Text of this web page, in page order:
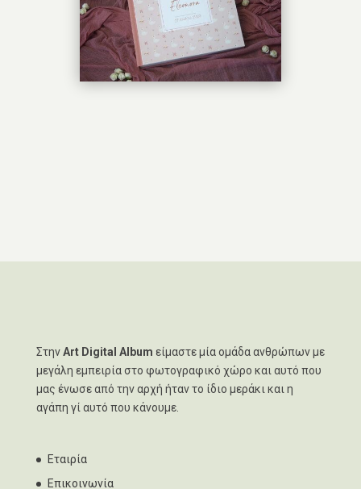
ΣτηνArt Digital Album είμαστε μία ομάδα ανθρώπων με
μεγάλη εμπειρία στο φωτογραφικό χώρο και αυτό που
μας ένωσε από την αρχή ήταν το ίδιο μεράκι και η
αγάπη γί αυτό που κάνουμε.
Εταιρία
Επικοινωνία